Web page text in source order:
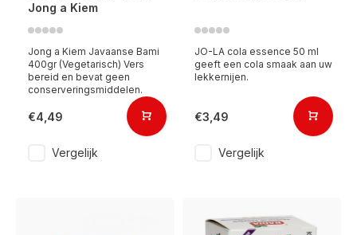
Jong a Kiem
Jong a Kiem Javaanse Bami
400gr (Vegetarisch) Vers
bereid en bevat geen
conserveringsmiddelen.
€4,49
Vergelijk
JO-LA cola essence 50 ml
geeft een cola smaak aan uw
lekkernijen.
€3,49
Vergelijk